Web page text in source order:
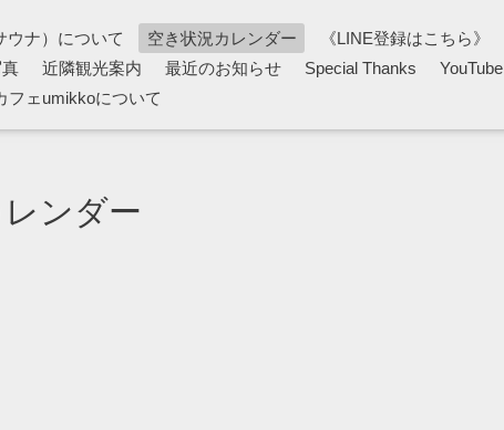
ウナ）について 空き状況カレンダー
《LINE登録はこちら》
近隣観光案内 最近のお知らせ Special Thanks
YouTube
フェumikkoについて
ンダー